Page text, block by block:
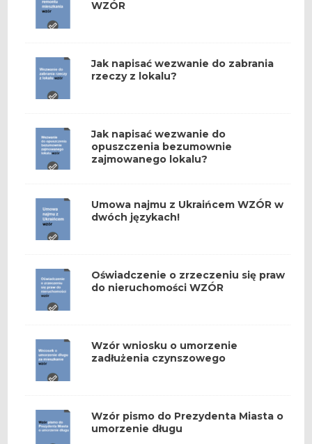
WZÓR
Jak napisać wezwanie do zabrania
rzeczy z lokalu?
Jak napisać wezwanie do
opuszczenia bezumownie
zajmowanego lokalu?
Umowa najmu z Ukraińcem WZÓR w
dwóch językach!
Oświadczenie o zrzeczeniu się praw
do nieruchomości WZÓR
Wzór wniosku o umorzenie
zadłużenia czynszowego
Wzór pismo do Prezydenta Miasta o
umorzenie długu